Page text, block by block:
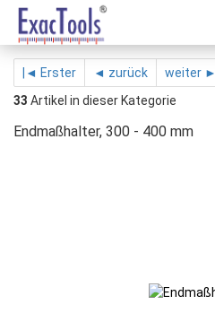
|◄ Erster ◄ zurück weiter ►
33 Artikel in dieser Kategorie
Endmaßhalter, 300 - 400 mm